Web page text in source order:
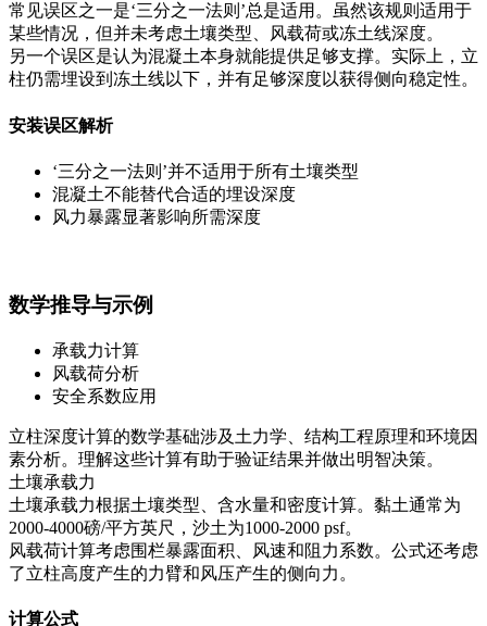
常见误区之一是‘三分之一法则’总是适用。虽然该规则适用于
某些情况，但并未考虑土壤类型、风载荷或冻土线深度。
另一个误区是认为混凝土本身就能提供足够支撑。实际上，立
柱仍需埋设到冻土线以下，并有足够深度以获得侧向稳定性。
安装误区解析
‘三分之一法则’并不适用于所有土壤类型
混凝土不能替代合适的埋设深度
风力暴露显著影响所需深度
数学推导与示例
承载力计算
风载荷分析
安全系数应用
立柱深度计算的数学基础涉及土力学、结构工程原理和环境因
素分析。理解这些计算有助于验证结果并做出明智决策。
土壤承载力
土壤承载力根据土壤类型、含水量和密度计算。黏土通常为
2000-4000磅/平方英尺，沙土为1000-2000 psf。
风载荷计算考虑围栏暴露面积、风速和阻力系数。公式还考虑
了立柱高度产生的力臂和风压产生的侧向力。
计算公式